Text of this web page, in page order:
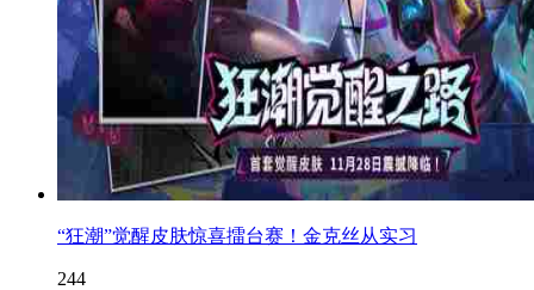
“狂潮”觉醒皮肤惊喜擂台赛！金克丝从实习
244